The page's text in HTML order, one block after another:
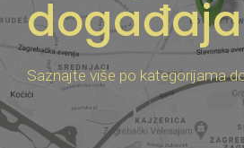
događaja
Saznajte više po kategorijama